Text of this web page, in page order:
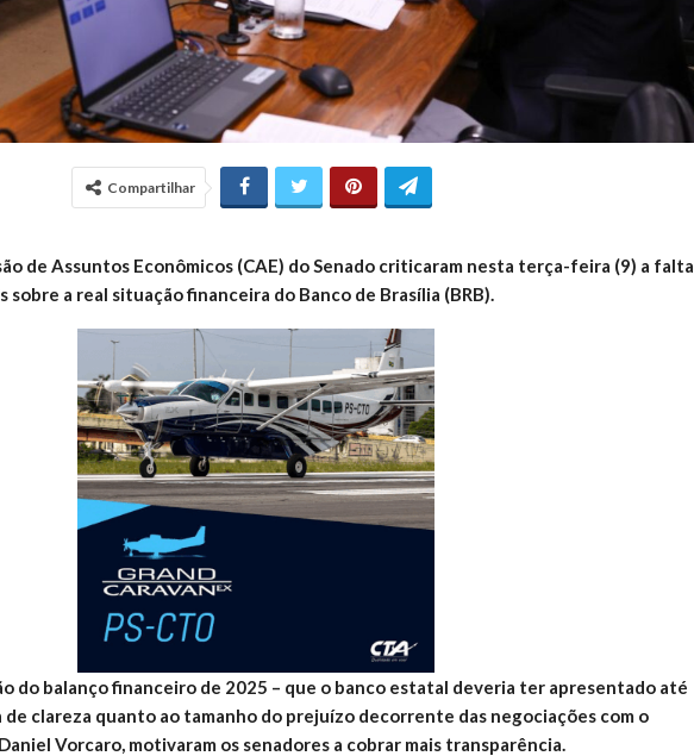
Compartilhar
de Assuntos Econômicos (CAE) do Senado criticaram nesta terça-feira (9) a falta
sobre a real situação financeira do Banco de Brasília (BRB).
do balanço financeiro de 2025 – que o banco estatal deveria ter apresentado até
de clareza quanto ao tamanho do prejuízo decorrente das negociações com o
Vorcaro, motivaram os senadores a cobrar mais transparência.